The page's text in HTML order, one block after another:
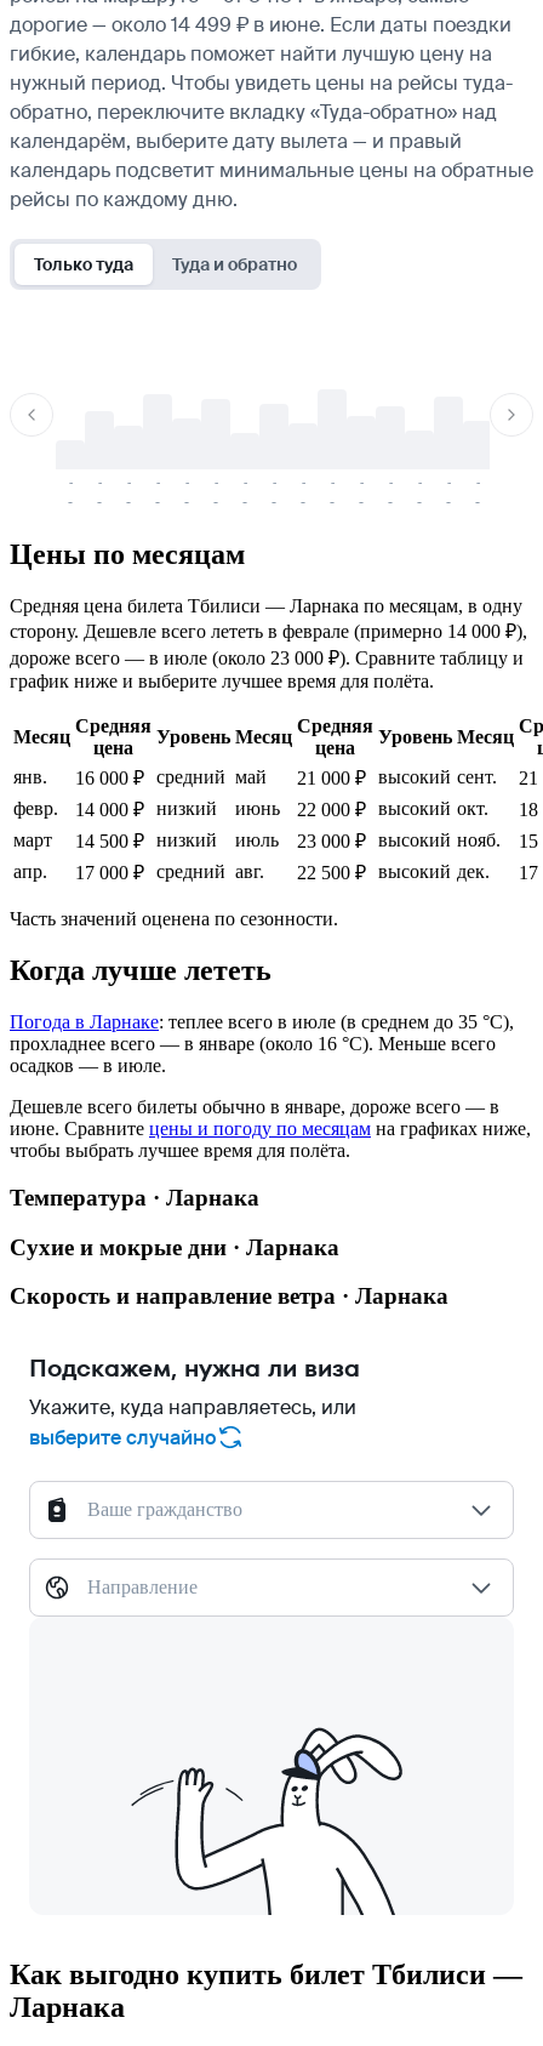
дорогие — около 14 499 ₽ в июне. Если даты поездки
гибкие, календарь поможет найти лучшую цену на
нужный период. Чтобы увидеть цены на рейсы туда-
обратно, переключите вкладку «Туда-обратно» над
календарём, выберите дату вылета — и правый
календарь подсветит минимальные цены на обратные
рейсы по каждому дню.
Только туда Туда и обратно
-
-
-
-
-
-
-
-
-
-
-
-
-
-
-
-
-
-
-
-
-
-
-
-
-
-
-
-
-
-
Цены по месяцам
Средняя цена билета Тбилиси — Ларнака по месяцам, в одну
сторону. Дешевле всего лететь в феврале (примерно 14 000 ₽),
дороже всего — в июле (около 23 000 ₽). Сравните таблицу и
график ниже и выберите лучшее время для полёта.
Месяц
Средняя
цена
Уровень Месяц
Средняя
цена
Уровень Месяц
янв.
16 000 ₽ средний май 21 000 ₽ высокий сент.
21
февр.
14 000 ₽ низкий июнь 22 000 ₽ высокий окт.
18
март
14 500 ₽ низкий июль 23 000 ₽ высокий нояб.
15
апр.
17 000 ₽ средний авг. 22 500 ₽ высокий дек. 17
Часть значений оценена по сезонности.
Когда лучше лететь
Погода в Ларнаке: теплее всего в июле (в среднем до 35 °C),
прохладнее всего — в январе (около 16 °C). Меньше всего
осадков — в июле.
Дешевле всего билеты обычно в январе, дороже всего — в
июне. Сравните цены и погоду по месяцам на графиках ниже,
чтобы выбрать лучшее время для полёта.
Температура · Ларнака
Сухие и мокрые дни · Ларнака
Скорость и направление ветра · Ларнака
Подскажем, нужна ли виза
Укажите, куда направляетесь, или
выберите случайно
Ваше гражданство
Направление
Как выгодно купить билет Тбилиси —
Ларнака